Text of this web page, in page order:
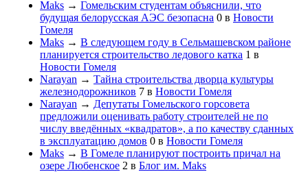
Maks → Гомельским студентам объяснили, что
будущая белорусская АЭС безопасна 0 в Новости
Гомеля
Maks → В следующем году в Сельмашевском районе
планируется строительство ледового катка 1 в
Новости Гомеля
Narayan → Тайна строительства дворца культуры
железнодорожников 7 в Новости Гомеля
Narayan → Депутаты Гомельского горсовета
предложили оценивать работу строителей не по
числу введённых «квадратов», а по качеству сданных
в эксплуатацию домов 0 в Новости Гомеля
Maks → В Гомеле планируют построить причал на
озере Любенское 2 в Блог им. Maks